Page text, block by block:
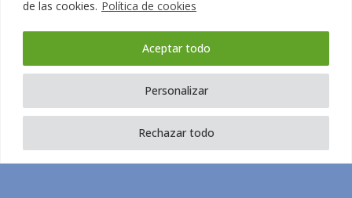
de las cookies. Política de cookies
Personalizar
Rechazar todo
Aceptar todo
Design by:Mustachecreative.com